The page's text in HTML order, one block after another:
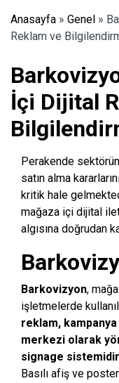
Anasayfa » Genel »
Reklam ve
İçi Dijital
Perakende
satın alma
kritik hale
mağaza içi dijital
algısına doğrudan
Barkovizyon,
işletmelerde
reklam,
merkezi olarak
signage sistemidir
Basılı afiş ve